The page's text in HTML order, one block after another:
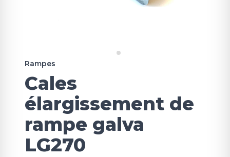
Rampes
Cales
élargissement de
rampe galva
LG270